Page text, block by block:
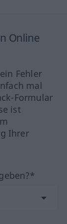
Online
Fehler
mal
Formular
ist
Ihrer